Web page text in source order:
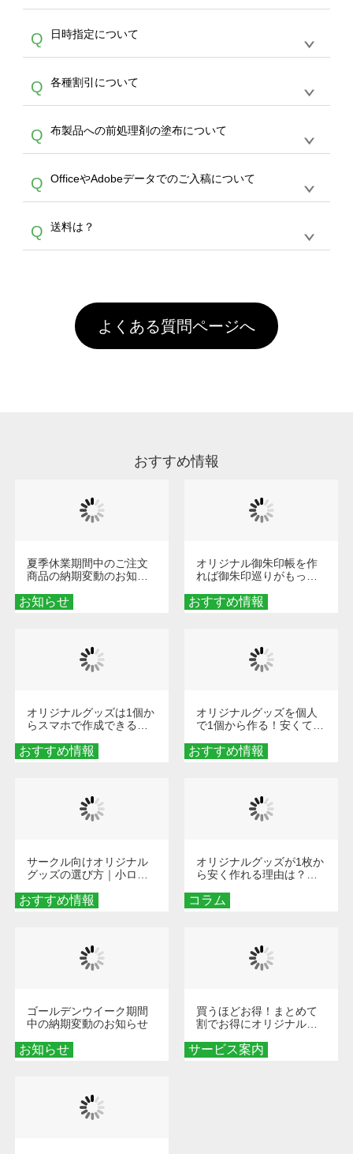
す。
い画像はエラーになります。（※ Illustratorか
らの直接入稿には対応していません。AIで保存
し、デザインツールからアップロードして下さ
い）
作をお考えの方は、サポートが担当するエコバ
スをご利用頂ければ、電話やFAX、メールなど
でご注文が可能です。
A
を作って欲しい。などの場合は、製作数量が
30個以上であれば、サポート担当が、デザイ
バッグコンシェル
サー
ビスをご利用ください。(※ 30個以下の場合
は、デザインツールをご利用ください)
Q 日時指定について
A
ん。発送後18時以降に配送業者・伝票番号を
メールでお知らせいたしますので、直接配送業
者にご連絡いただき調整をお願い致します。
Q 各種割引について
A
カート内で自動的に割引(最大50%)が適用され
ます。 【付与ポイント】購入金額の1％が1ポ
イントとして付与され、次回ご注文時に1ポイ
ント＝1円としてお使いいただけます。ポイン
トは発送完了の翌日に付与され、次回ご注文時
からご利用頂けます。ポイントの有効期限は一
年間です。【会員ランク】過去10カ月のご注
文回数により会員ランク割引(最大5%)が適用
頂いても、ログインがされていなければ、ラン
クにカウントがされません。
Q 布製品への前処理剤の塗布について
A
意点（前処理剤）】カラー生地（Tシャツのホ
ワイト、トートバッグのナチュラル、ホワイト
といって、プリントを定着させるための処理剤
を塗布しており、短納期・低価格で商品をお届
害な性質で、水洗いで落とすことが可能です。
お手数ですが、お客様ご自身にて着用前に落と
していただけますようお願いいたします。※1
通常注文・直送機能でのご注文に関わらず、前
Q OfficeやAdobeデータでのご入稿について
A
ません。いずれのデータも該当デザインのみ画
像(JPEG,PNG,GIF,PDF)に変換、またはAdobe
Q 送料は？
引」などによるお値引きで4,000円未満になる
場合は送料がかかりますので、ご注意くださ
い。
よくある質問ページへ
おすすめ情報
お知らせ
夏季休業期間中のご注文
商品の納期変動のお知ら
おすすめ情報
オリジナル御朱印帳を作
れば御朱印巡りがもっと
ダーメイドする魅力と選
び方
おすすめ情報
オリジナルグッズは1個か
らスマホで作成できる！
くなる巾着＆ポーチ活用
術
おすすめ情報
オリジナルグッズを個人
で1個から作る！安くて簡
秘訣
おすすめ情報
サークル向けオリジナル
グッズの選び方｜小ロッ
める秘訣
コラム
オリジナルグッズが1枚か
ら安く作れる理由は？オ
とメリットを解説
お知らせ
ゴールデンウイーク期間
中の納期変動のお知らせ
サービス案内
買うほどお得！まとめて
割でお得にオリジナルグ